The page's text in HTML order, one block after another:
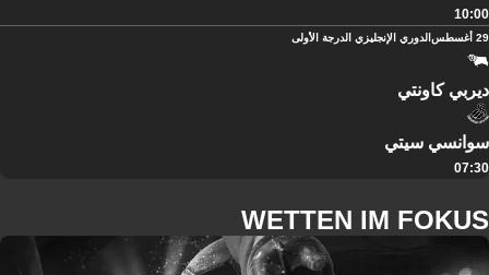
10:00
29 أغسطس الدوري الإنجليزي الدرجة الأولى
ديربي كاونتي
سوانسي سيتي
07:30
WETTEN IM FOKUS